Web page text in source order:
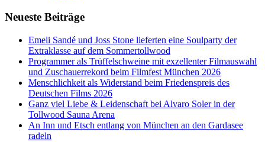
Neueste Beiträge
Emeli Sandé und Joss Stone lieferten eine Soulparty der
Extraklasse auf dem Sommertollwood
Programmer als Trüffelschweine mit exzellenter Filmauswahl
und Zuschauerrekord beim Filmfest München 2026
Menschlichkeit als Widerstand beim Friedenspreis des
Deutschen Films 2026
Ganz viel Liebe & Leidenschaft bei Alvaro Soler in der
Tollwood Sauna Arena
An Inn und Etsch entlang von München an den Gardasee
radeln